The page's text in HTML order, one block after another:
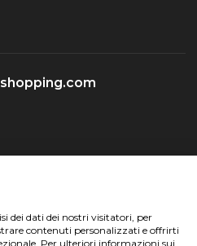
dei dati dei nostri visitatori, per
contenuti personalizzati e offrirti
Per ulteriori informazioni sui